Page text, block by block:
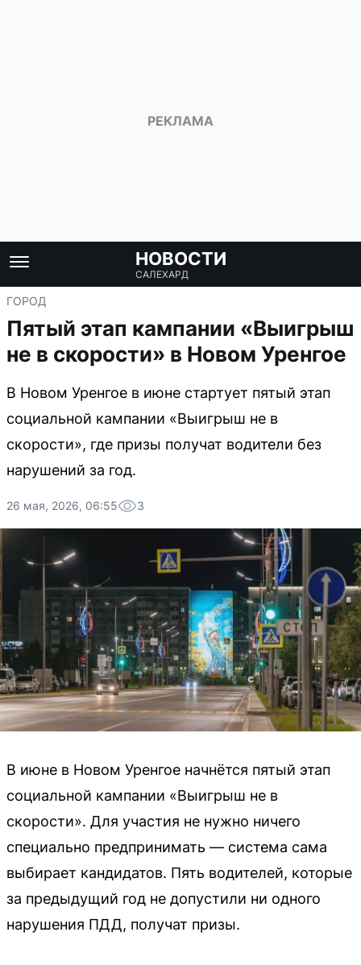
НОВОСТИ
САЛЕХАРД
ГОРОД
Пятый этап кампании «Выигрыш
не в скорости» в Новом Уренгое
В Новом Уренгое в июне стартует пятый этап
социальной кампании «Выигрыш не в
скорости», где призы получат водители без
нарушений за год.
26 мая, 2026, 06:55 3
В июне в Новом Уренгое начнётся пятый этап
социальной кампании «Выигрыш не в
скорости». Для участия не нужно ничего
специально предпринимать — система сама
выбирает кандидатов. Пять водителей, которые
за предыдущий год не допустили ни одного
нарушения ПДД, получат призы.